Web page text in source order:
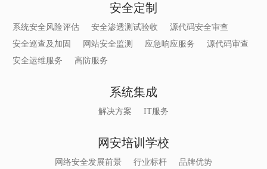
安全定制
系统安全风险评估 安全渗透测试验收
源代码安全审查
安全巡查及加固
网站安全监测 应急响应服务
源代码审查
安全运维服务
高防服务
系统集成
解决方案 IT服务
网安培训学校
网络安全发展前景 行业标杆 品牌优势